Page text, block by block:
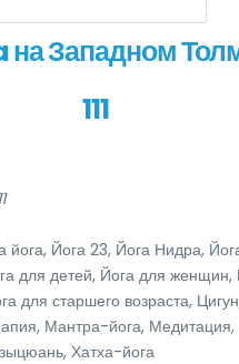
Западном
111
йога, Йога 23, Йога Нидра,
для детей, Йога для женщин,
для старшего возраста,
Мантра-йога, Медитация,
Хатха-йога